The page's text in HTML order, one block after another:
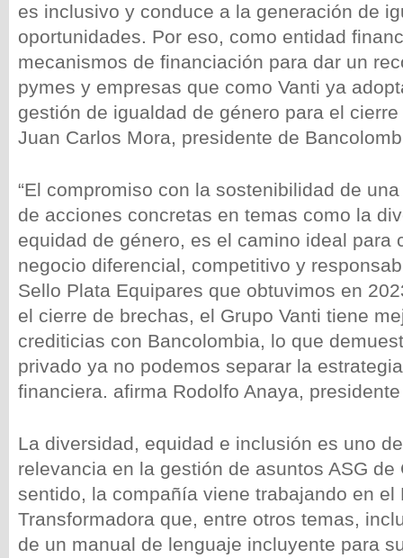
es inclusivo y conduce a la generación de
oportunidades. Por eso, como entidad
mecanismos de financiación para dar un
pymes y empresas que como Vanti ya
gestión de igualdad de género para el
Juan Carlos Mora, presidente de
“El compromiso con la sostenibilidad de
de acciones concretas en temas como la
equidad de género, es el camino ideal para
negocio diferencial, competitivo y
Sello Plata Equipares que obtuvimos en
el cierre de brechas, el Grupo Vanti tiene
crediticias con Bancolombia, lo que
privado ya no podemos separar la
financiera. afirma Rodolfo Anaya,
La diversidad, equidad e inclusión es uno
relevancia en la gestión de asuntos ASG de
sentido, la compañía viene trabajando en el
Transformadora que, entre otros temas,
de un manual de lenguaje incluyente para